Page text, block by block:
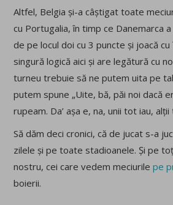
Altfel, Belgia și-a câștigat toate
cu Portugalia, în timp ce Danemarca
de pe locul doi cu 3 puncte și joacă cu
singură logică aici și are legătură cu
turneu trebuie să ne putem uita pe
putem spune „Uite, bă, păi noi dacă
rupeam. Da’ așa e, na, unii tot iau, alții
Să dăm deci cronici, că de jucat s-a
zilele și pe toate stadioanele. Și pe
nostru, cei care vedem meciurilepe
boierii.